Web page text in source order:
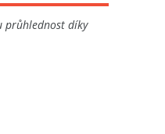
průhlednost díky